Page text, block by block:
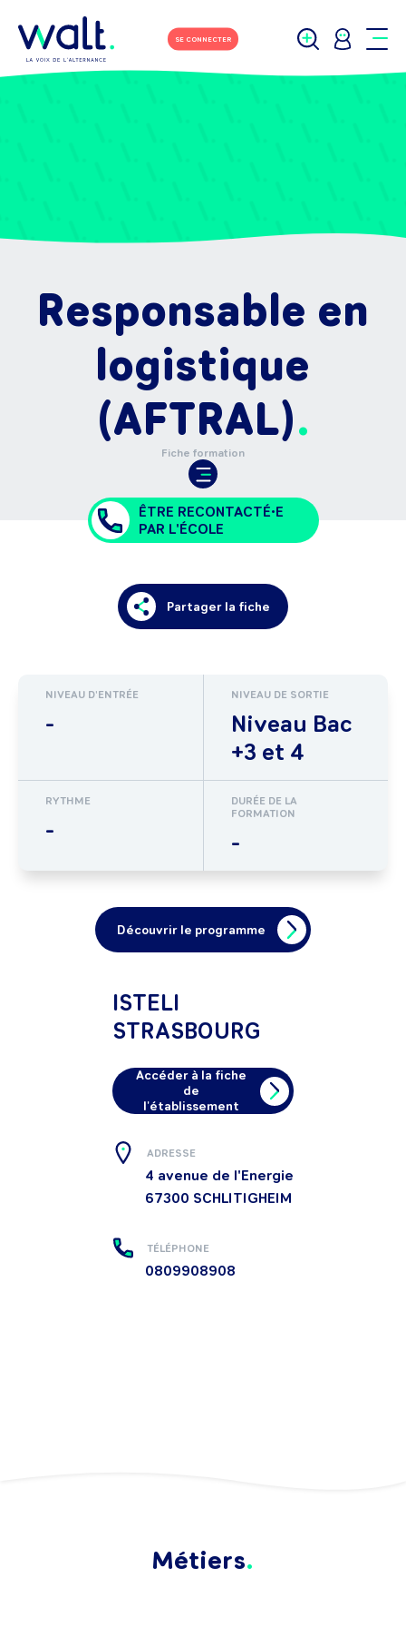
SE CONNECTER
Responsable en
logistique
(AFTRAL)
Fiche formation
ÊTRE RECONTACTÉ•E
PAR L'ÉCOLE
Partager la fiche
NIVEAU D'ENTRÉE
-
NIVEAU DE SORTIE
Niveau Bac
+3 et 4
RYTHME
-
DURÉE DE LA
FORMATION
-
Découvrir le programme
ISTELI
STRASBOURG
Accéder à la fiche
de
l'établissement
ADRESSE
4 avenue de l'Energie
67300 SCHLITIGHEIM
TÉLÉPHONE
0809908908
Métiers